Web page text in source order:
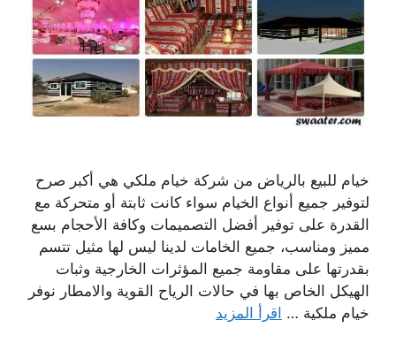
خيام للبيع بالرياض من شركة خيام ملكي هي أكبر صرح
لتوفير جميع أنواع الخيام سواء كانت ثابتة أو متحركة مع
القدرة على توفير أفضل التصميمات وكافة الأحجام بسع
مميز ومناسب، جميع الخامات لدينا ليس لها مثيل تتسم
بقدرتها على مقاومة جميع المؤثرات الخارجية وثبات
الهيكل الخاص بها في حالات الرياح القوية والامطار نوفر
خيام ملكية … اقرأ المزيد